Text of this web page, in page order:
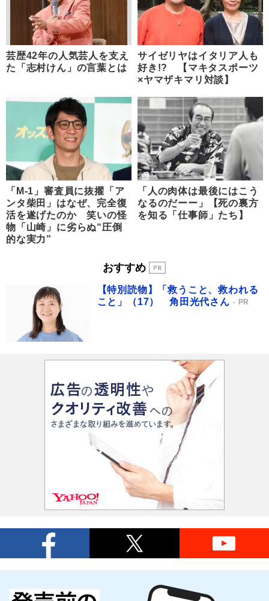
芸歴42年の人気芸人を支え
た「志村けん」の言葉とは
サイゼリヤはイタリア人も
好き!? 【マキタスポーツ
×ヤマザキマリ対談】
「M-1」審査員に抜擢「ア
ンタ柴田」はなぜ、完全復
活を遂げたのか 笑いの怪
物「山崎」に劣らぬ“圧倒
的な実力”
「人の肉体は最後にはこう
なるのだーー」【死の裏方
を知る「仕事師」たち】
おすすめ
【特別読物】「救うこと、救われる
こと」（17） 角田光代さん
PR